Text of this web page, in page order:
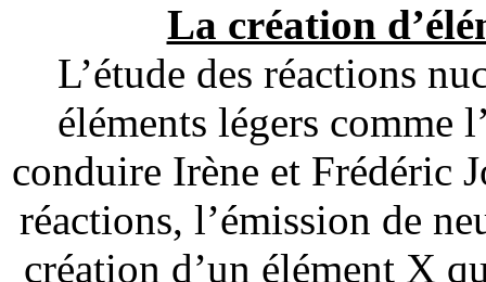
La création
L’étude des réactions
éléments légers comme
conduire Irène et Frédéric
réactions, l’émission de
création d’un élément X